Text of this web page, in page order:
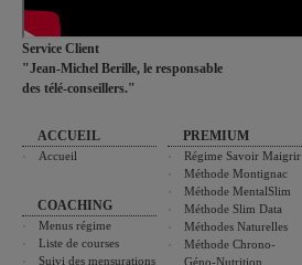
Service Client
"Jean-Michel Berille, le responsable
des télé-conseillers."
ACCUEIL
Accueil
COACHING
Menus régime
Liste de courses
Suivi des mensurations
PREMIUM
Régime Savoir Maigrir
Méthode Montignac
Méthode MentalSlim
Méthode Slim Data
Méthodes Naturelles
Méthode Chrono-
Géno-Nutrition